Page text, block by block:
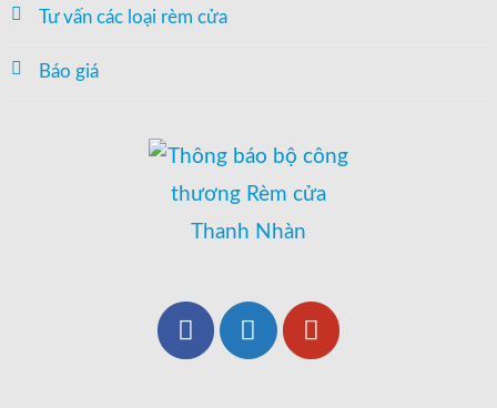
Tư vấn các loại rèm cửa
Báo giá